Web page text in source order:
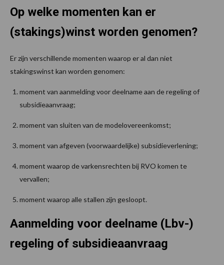
Op welke momenten kan er
(stakings)winst worden genomen?
Er zijn verschillende momenten waarop er al dan niet
stakingswinst kan worden genomen:
moment van aanmelding voor deelname aan de regeling of
subsidieaanvraag;
moment van sluiten van de modelovereenkomst;
moment van afgeven (voorwaardelijke) subsidieverlening;
moment waarop de varkensrechten bij RVO komen te
vervallen;
moment waarop alle stallen zijn gesloopt.
Aanmelding voor deelname (Lbv-)
regeling of subsidieaanvraag